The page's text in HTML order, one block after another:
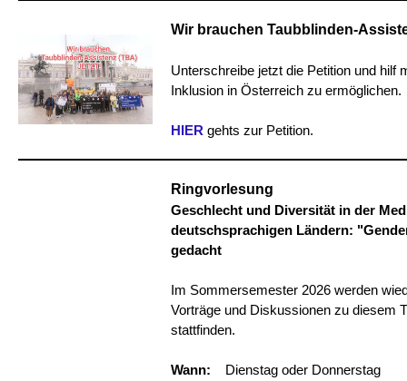
Wir brauchen Taubblinden-
Unterschreibe jetzt die Petition und hilf
Inklusion in Österreich zu ermöglichen.
HIER gehts zur Petition.
Ringvorlesung
Geschlecht und Diversität in der
deutschsprachigen Ländern:
gedacht
Im Sommersemester 2026 werden
Vorträge und Diskussionen zu diesem
stattfinden.
Wann:
Dienstag oder Donnerstag